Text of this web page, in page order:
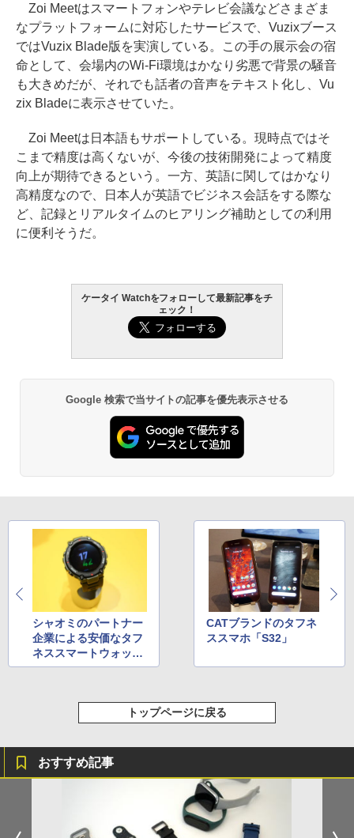
Zoi Meetはスマートフォンやテレビ会議などさまざま
なプラットフォームに対応したサービスで、Vuzixブース
ではVuzix Blade版を実演している。この手の展示会の宿
命として、会場内のWi-Fi環境はかなり劣悪で背景の騒音
も大きめだが、それでも話者の音声をテキスト化し、Vu
zix Bladeに表示させていた。
Zoi Meetは日本語もサポートしている。現時点ではそ
こまで精度は高くないが、今後の技術開発によって精度
向上が期待できるという。一方、英語に関してはかなり
高精度なので、日本人が英語でビジネス会話をする際な
ど、記録とリアルタイムのヒアリング補助としての利用
に便利そうだ。
ケータイ Watchをフォローして最新記事をチ
ェック！
Google 検索で当サイトの記事を優先表示させる
シャオミのパートナー
企業による安価なタフ
ネススマートウォッチ
「Amazfit T-Rex」
CATブランドのタフネ
ススマホ「S32」
トップページに戻る
おすすめ記事